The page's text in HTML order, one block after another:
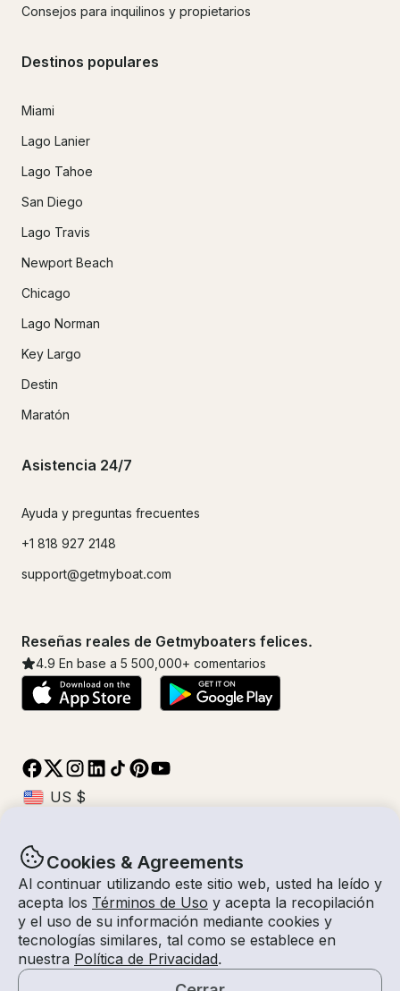
Cookies & Agreements
Al continuar utilizando este sitio web, usted ha leído y
acepta los Términos de Uso y acepta la recopilación
y el uso de su información mediante cookies y
tecnologías similares, tal como se establece en
nuestra Política de Privacidad.
Consejos para inquilinos y propietarios
Destinos populares
Miami
Lago Lanier
Lago Tahoe
San Diego
Lago Travis
Newport Beach
Chicago
Lago Norman
Key Largo
Destin
Maratón
Asistencia 24/7
Ayuda y preguntas frecuentes
+1 818 927 2148
support@getmyboat.com
Reseñas reales de Getmyboaters felices.
4.9 En base a 5 500,000+ comentarios
© Getmyboat 2026TérminosPrivacidad
10 ago 2026
2 horas2 Invitados
Con Capitán
$225 /hora